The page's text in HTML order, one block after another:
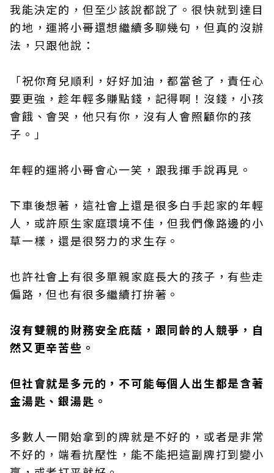
我能決定的，但至少該說都說了。很快就到達目
的地，運將小哥還想繼續多聊幾句，但真的沒辦
法，只跟他說：
「祝你育兒順利，好好加油，都當爸了，責任心
要更強，趁年輕多賺點錢，記得啊！沒錢，小孩
會餓、會哭，他只有你，沒有人會照顧你的孩
子。」
年輕的運將小哥會心一笑，跟我揮手說再見。
下車後想著，這社會上還是很多白手起家的年輕
人，或許原生家庭環境不佳，但我們像路邊的小
草一樣，還是很努力的求生存。
也許社會上有很多單親家庭長大的孩子，有些走
偏路，但也有很多繼續打拚著。
沒有雙親的財務安全庇蔭，跟同齡的人競爭，自
然又更辛苦些。
但社會就是多元的，不可能每個人出生都是含著
金湯匙、銀湯匙。
多數人一開始拿到的牌就是不好的，或者是非常
不好的，端看抗壓性，能不能把這副牌打到變小